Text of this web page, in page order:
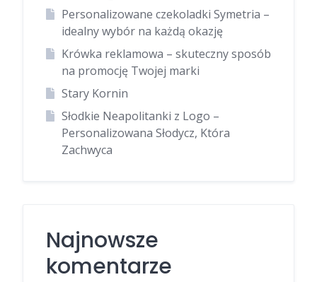
Personalizowane czekoladki Symetria –
idealny wybór na każdą okazję
Krówka reklamowa – skuteczny sposób
na promocję Twojej marki
Stary Kornin
Słodkie Neapolitanki z Logo –
Personalizowana Słodycz, Która
Zachwyca
Najnowsze
komentarze